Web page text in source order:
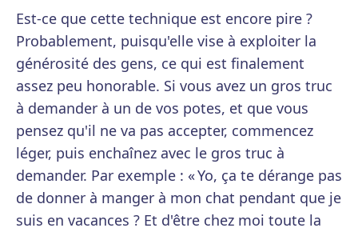
Est-ce que cette technique est encore pire ?
Probablement, puisqu'elle vise à exploiter la
générosité des gens, ce qui est finalement
assez peu honorable. Si vous avez un gros truc
à demander à un de vos potes, et que vous
pensez qu'il ne va pas accepter, commencez
léger, puis enchaînez avec le gros truc à
demander. Par exemple : « Yo, ça te dérange pas
de donner à manger à mon chat pendant que je
suis en vacances ? Et d'être chez moi toute la